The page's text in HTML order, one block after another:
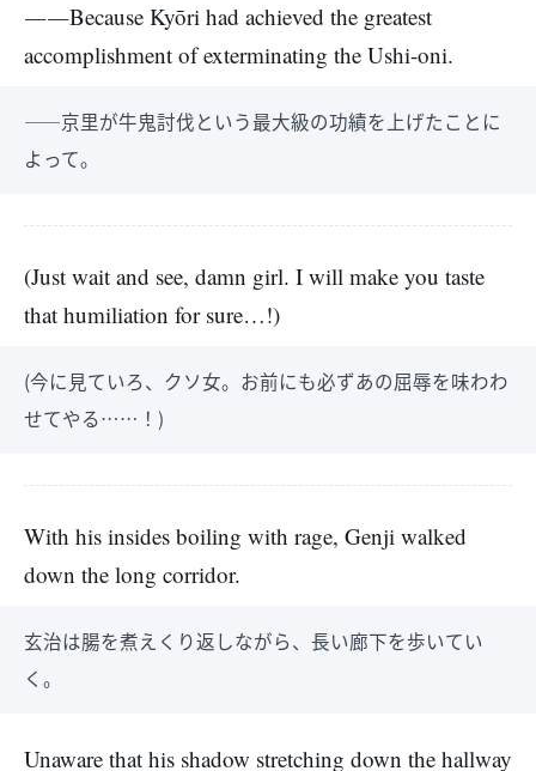
――Because Kyōri had achieved the greatest
accomplishment of exterminating the Ushi-oni.
――京里が牛鬼討伐という最大級の功績を上げたことに
よって。
(Just wait and see, damn girl. I will make you taste
that humiliation for sure…!)
(今に見ていろ、クソ女。お前にも必ずあの屈辱を味わわ
せてやる……！)
With his insides boiling with rage, Genji walked
down the long corridor.
玄治は腸を煮えくり返しながら、長い廊下を歩いてい
く。
Unaware that his shadow stretching down the hallway